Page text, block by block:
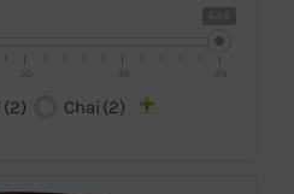
48
(2) Chai (2)